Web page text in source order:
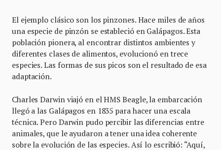
El ejemplo clásico son los pinzones. Hace miles de años
una especie de pinzón se estableció en Galápagos. Esta
población pionera, al encontrar distintos ambientes y
diferentes clases de alimentos, evolucionó en trece
especies. Las formas de sus picos son el resultado de esa
adaptación.
Charles Darwin viajó en el HMS Beagle, la embarcación
llegó a las Galápagos en 1835 para hacer una escala
técnica. Pero Darwin pudo percibir las diferencias entre
animales, que le ayudaron a tener una idea coherente
sobre la evolución de las especies. Así lo escribió: “Aquí,